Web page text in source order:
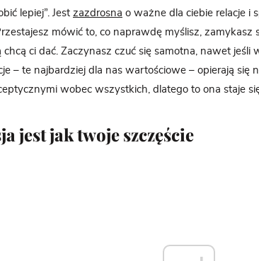
lepiej”. Jest zazdrosna o ważne dla ciebie relacje i
mówić to, co naprawdę myślisz, zamykasz
chcą ci dać. Zaczynasz czuć się samotna, nawet jeśli
– te najbardziej dla nas wartościowe – opierają się
wobec wszystkich, dlatego to ona staje
jest jak twoje szczęście